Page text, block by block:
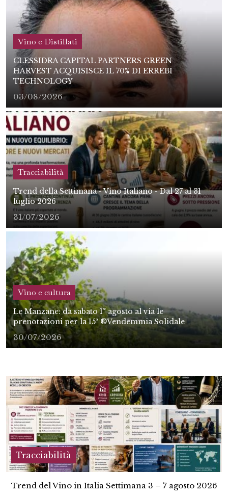
Vino e Distillati
CLESSIDRA CAPITAL PARTNERS GREEN
HARVEST ACQUISISCE IL 70% DI ERREBI
TECHNOLOGY
03/08/2026
Tracciabilità
Trend della Settimana - Vino Italiano - Dal 27 al 31
luglio 2026
31/07/2026
Vino e cultura
Le Manzane: da sabato 1° agosto al via le
prenotazioni per la 15ª ®Vendemmia Solidale
30/07/2026
Tracciabilità
Trend del Vino in Italia Settimana 3 – 7 agosto 2026